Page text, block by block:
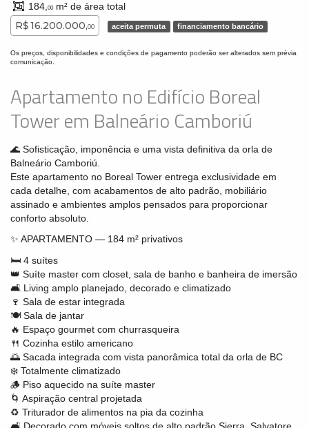
184, 00m² de área total
R$ 16.200.000,00 aceita permuta financiamento bancário
Os preços, disponibilidades e condições de pagamento poderão ser alterados sem prévia
comunicação.
Apartamento no Edifício Boreal
Tower em Balneário Camboriú
🌊 Sofisticação, imponência e uma vista definitiva da orla de
Balneário Camboriú.
Este apartamento no Boreal Tower entrega exclusividade em
cada detalhe, com acabamentos de alto padrão, mobiliário
assinado e ambientes amplos pensados para proporcionar
conforto absoluto.
✨ APARTAMENTO — 184 m² privativos
🛏️ 4 suítes
👑 Suíte master com closet, sala de banho e banheira de imersão
🛋️ Living amplo planejado, decorado e climatizado
🍷 Sala de estar integrada
🍽️ Sala de jantar
🔥 Espaço gourmet com churrasqueira
🍴 Cozinha estilo americano
🌅 Sacada integrada com vista panorâmica total da orla de BC
❄️ Totalmente climatizado
🪵 Piso aquecido na suíte master
🌀 Aspiração central projetada
♻️ Triturador de alimentos na pia da cozinha
🛋️ Decorado com móveis soltos de alto padrão Sierra, Salvatore,